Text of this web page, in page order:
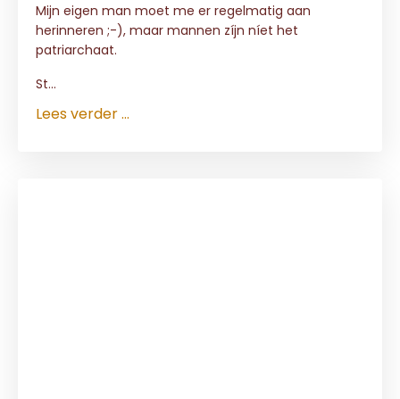
Mijn eigen man moet me er regelmatig aan
herinneren ;-), maar mannen zíjn níet het
patriarchaat.
St...
Lees verder ...